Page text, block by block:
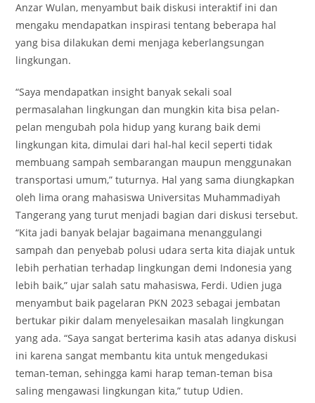
Anzar Wulan, menyambut baik diskusi interaktif ini dan
mengaku mendapatkan inspirasi tentang beberapa hal
yang bisa dilakukan demi menjaga keberlangsungan
lingkungan.
“Saya mendapatkan insight banyak sekali soal
permasalahan lingkungan dan mungkin kita bisa pelan-
pelan mengubah pola hidup yang kurang baik demi
lingkungan kita, dimulai dari hal-hal kecil seperti tidak
membuang sampah sembarangan maupun menggunakan
transportasi umum,” tuturnya. Hal yang sama diungkapkan
oleh lima orang mahasiswa Universitas Muhammadiyah
Tangerang yang turut menjadi bagian dari diskusi tersebut.
“Kita jadi banyak belajar bagaimana menanggulangi
sampah dan penyebab polusi udara serta kita diajak untuk
lebih perhatian terhadap lingkungan demi Indonesia yang
lebih baik,” ujar salah satu mahasiswa, Ferdi. Udien juga
menyambut baik pagelaran PKN 2023 sebagai jembatan
bertukar pikir dalam menyelesaikan masalah lingkungan
yang ada. “Saya sangat berterima kasih atas adanya diskusi
ini karena sangat membantu kita untuk mengedukasi
teman-teman, sehingga kami harap teman-teman bisa
saling mengawasi lingkungan kita,” tutup Udien.